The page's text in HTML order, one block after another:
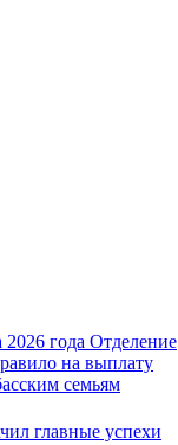
2026 года Отделение
на выплату
семьям
главные успехи